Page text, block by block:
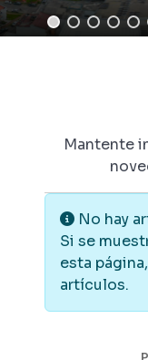
Mantente
No hay
Si se
esta
artículos.